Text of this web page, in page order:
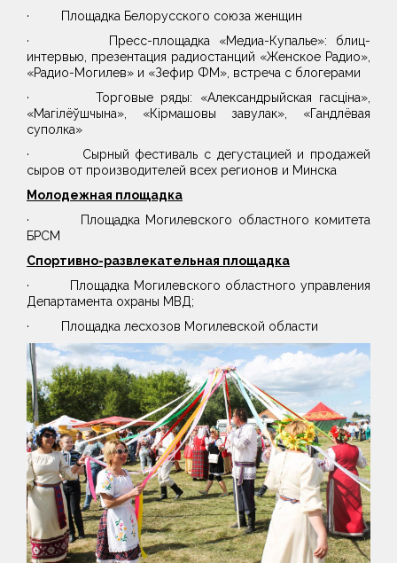
· Площадка Белорусского союза женщин
· Пресс-площадка «Медиа-Купалье»: блиц-
интервью, презентация радиостанций «Женское Радио»,
«Радио-Могилев» и «Зефир ФМ», встреча с блогерами
· Торговые ряды: «Александрыйская гасціна»,
«Магілёўшчына», «Кірмашовы завулак», «Гандлёвая
суполка»
· Сырный фестиваль с дегустацией и продажей
сыров от производителей всех регионов и Минска
Молодежная площадка
· Площадка Могилевского областного комитета
БРСМ
Спортивно-развлекательная площадка
· Площадка Могилевского областного управления
Департамента охраны МВД;
· Площадка лесхозов Могилевской области